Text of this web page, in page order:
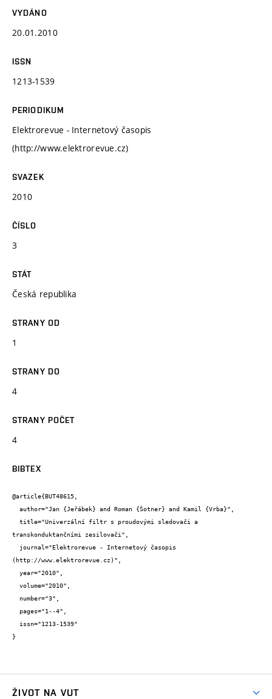
VYDÁNO
20.01.2010
ISSN
1213-1539
PERIODIKUM
Elektrorevue - Internetový časopis
(http://www.elektrorevue.cz)
SVAZEK
2010
ČÍSLO
3
STÁT
Česká republika
STRANY OD
1
STRANY DO
4
STRANY POČET
4
BIBTEX
@article{BUT48615,
transkonduktančními zesilovači",
(http://www.elektrorevue.cz)",
}
ŽIVOT NA VUT